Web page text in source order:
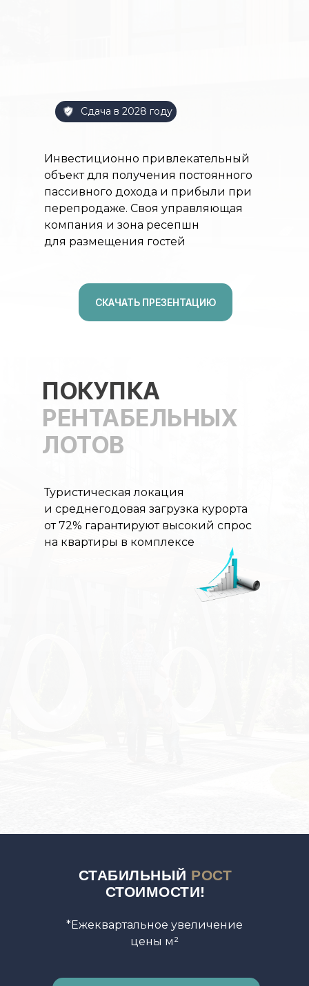
СКАЧАТЬ ПРЕЗЕНТАЦИЮ
Инвестиционно привлекательный
объект для получения постоянного
пассивного дохода и прибыли при
перепродаже. Своя управляющая
компания и зона ресепшн
для размещения гостей
Сдача в 2028 году
ПОКУПКА
РЕНТАБЕЛЬНЫХ
ЛОТОВ
Туристическая локация
и среднегодовая загрузка курорта
от 72% гарантируют высокий спрос
на квартиры в комплексе
СТАБИЛЬНЫЙ РОСТ
СТОИМОСТИ!
*Ежеквартальное увеличение
цены м²